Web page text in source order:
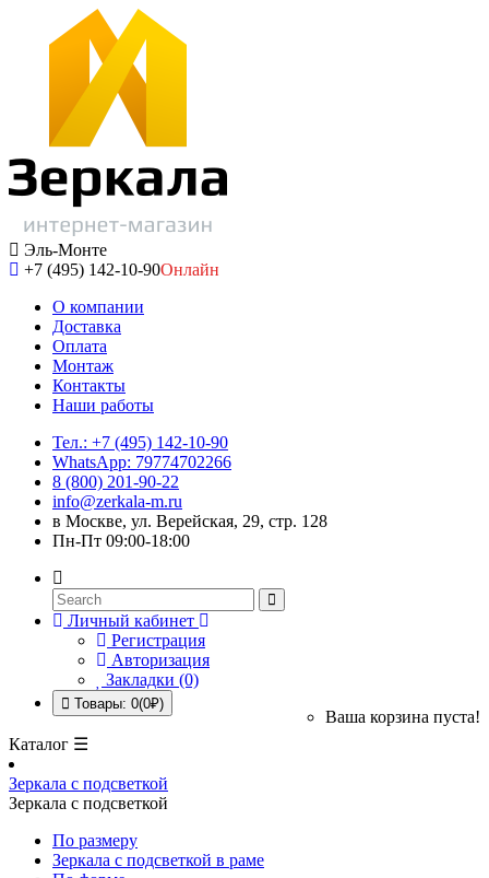
Эль-Монте
+7 (495) 142-10-90Онлайн
О компании
Доставка
Оплата
Монтаж
Контакты
Наши работы
Тел.: +7 (495) 142-10-90
WhatsApp: 79774702266
8 (800) 201-90-22
info@zerkala-m.ru
в Москве, ул. Верейская, 29, стр. 128
Пн-Пт 09:00-18:00
Личный кабинет
Регистрация
Авторизация
Закладки (0)
Товары: 0(0₽)
Ваша корзина пуста!
Каталог ☰
Зеркала с подсветкой
Зеркала с подсветкой
По размеру
Зеркала с подсветкой в раме